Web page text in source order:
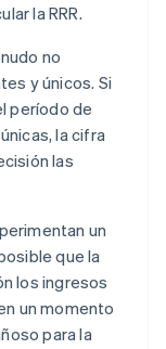
la RRR.
no
y únicos. Si
período de
la cifra
las
un
que la
los ingresos
un momento
para la